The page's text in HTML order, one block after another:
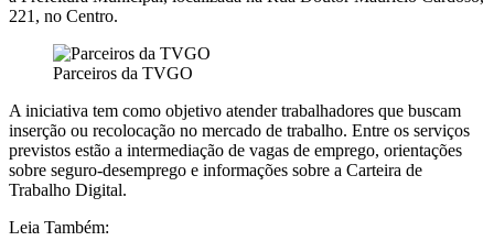
221, no Centro.
Parceiros da TVGO
A iniciativa tem como objetivo atender trabalhadores que buscam
inserção ou recolocação no mercado de trabalho. Entre os serviços
previstos estão a intermediação de vagas de emprego, orientações
sobre seguro-desemprego e informações sobre a Carteira de
Trabalho Digital.
Leia Também: